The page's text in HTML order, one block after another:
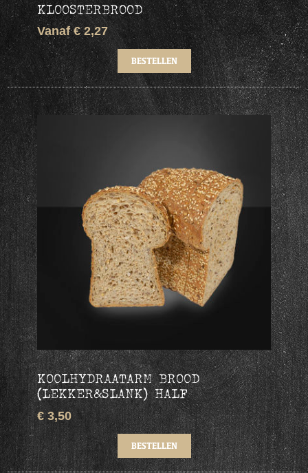
KLOOSTERBROOD
Vanaf € 2,27
KOOLHYDRAATARM BROOD
(LEKKER&SLANK) HALF
€ 3,50